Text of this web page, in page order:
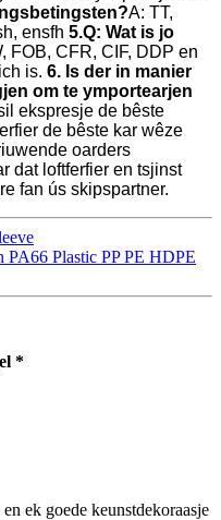
A: TT,
ensfh 5.Q: Wat is jo
FOB, CFR, CIF, DDP en
is. 6. Is der in manier
om te ymportearjen
ekspresje de bêste
de bêste kar wêze
oarders
dat loftferfier en tsjinst
fan ús skipspartner.
Plastic PP PE HDPE
*
ek goede keunstdekoraasje